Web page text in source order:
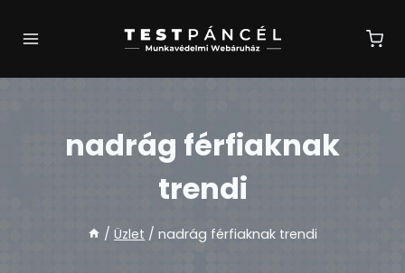
nadrág férfiaknak
trendi
/ Üzlet / nadrág férfiaknak trendi